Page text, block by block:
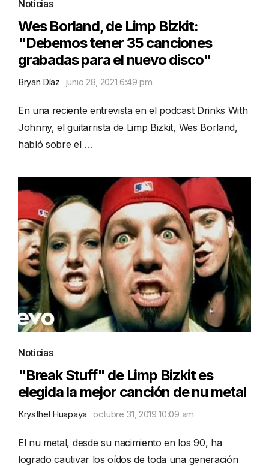
Noticias
Wes Borland, de Limp Bizkit:
"Debemos tener 35 canciones
grabadas para el nuevo disco"
Bryan Díaz junio 28, 2021 6:49 pm
En una reciente entrevista en el podcast Drinks With
Johnny, el guitarrista de Limp Bizkit, Wes Borland,
habló sobre el …
Noticias
"Break Stuff" de Limp Bizkit es
elegida la mejor canción de nu metal
Krysthel Huapaya octubre 31, 2019 10:09 am
El nu metal, desde su nacimiento en los 90, ha
logrado cautivar los oídos de toda una generación